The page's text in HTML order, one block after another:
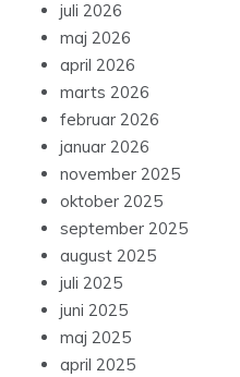
juli 2026
maj 2026
april 2026
marts 2026
februar 2026
januar 2026
november 2025
oktober 2025
september 2025
august 2025
juli 2025
juni 2025
maj 2025
april 2025